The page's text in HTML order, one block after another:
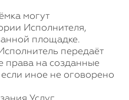
могут
Исполнителя,
площадке.
передаёт
права на созданные
иное не оговорено